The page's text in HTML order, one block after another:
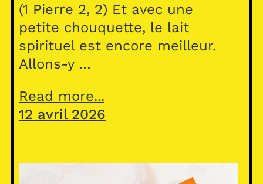
(1 Pierre 2, 2) Et avec une
petite chouquette, le lait
spirituel est encore meilleur.
Allons-y …
Read more...
12 avril 2026